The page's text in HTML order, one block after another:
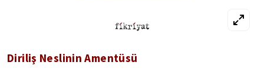
Diriliş Neslinin Amentüsü